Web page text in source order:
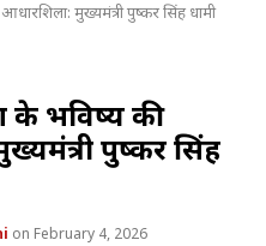
मुख्यमंत्री पुष्कर सिंह धामी
के भविष्य की
पुष्कर सिंह
February 4, 2026